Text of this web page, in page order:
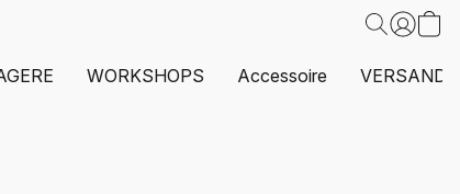
WORKSHOPS Accessoire VERSAND